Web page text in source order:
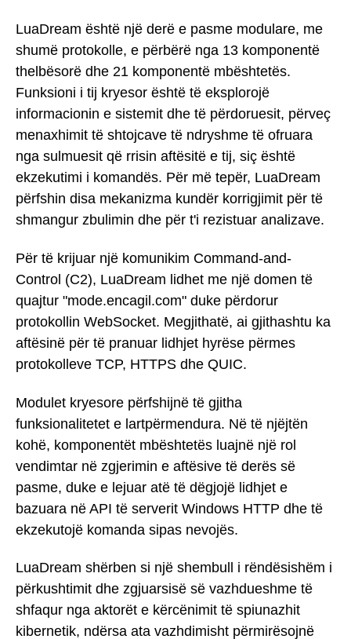
LuaDream është një derë e pasme modulare, me
shumë protokolle, e përbërë nga 13 komponentë
thelbësorë dhe 21 komponentë mbështetës.
Funksioni i tij kryesor është të eksplorojë
informacionin e sistemit dhe të përdoruesit, përveç
menaxhimit të shtojcave të ndryshme të ofruara
nga sulmuesit që rrisin aftësitë e tij, siç është
ekzekutimi i komandës. Për më tepër, LuaDream
përfshin disa mekanizma kundër korrigjimit për të
shmangur zbulimin dhe për t'i rezistuar analizave.
Për të krijuar një komunikim Command-and-
Control (C2), LuaDream lidhet me një domen të
quajtur "mode.encagil.com" duke përdorur
protokollin WebSocket. Megjithatë, ai gjithashtu ka
aftësinë për të pranuar lidhjet hyrëse përmes
protokolleve TCP, HTTPS dhe QUIC.
Modulet kryesore përfshijnë të gjitha
funksionalitetet e lartpërmendura. Në të njëjtën
kohë, komponentët mbështetës luajnë një rol
vendimtar në zgjerimin e aftësive të derës së
pasme, duke e lejuar atë të dëgjojë lidhjet e
bazuara në API të serverit Windows HTTP dhe të
ekzekutojë komanda sipas nevojës.
LuaDream shërben si një shembull i rëndësishëm i
përkushtimit dhe zgjuarsisë së vazhdueshme të
shfaqur nga aktorët e kërcënimit të spiunazhit
kibernetik, ndërsa ata vazhdimisht përmirësojnë